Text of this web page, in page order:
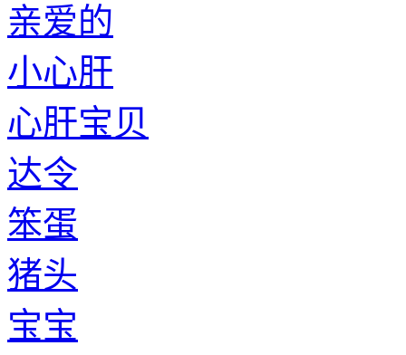
亲爱的
小心肝
心肝宝贝
达令
笨蛋
猪头
宝宝